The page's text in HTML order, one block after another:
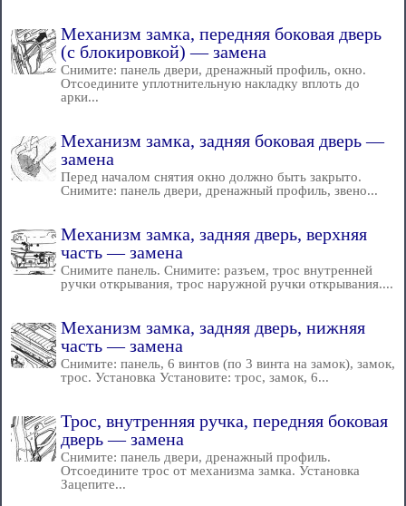
Механизм замка, передняя боковая дверь
(с блокировкой) — замена
Снимите: панель двери, дренажный профиль, окно.
Отсоедините уплотнительную накладку вплоть до
арки...
Механизм замка, задняя боковая дверь —
замена
Перед началом снятия окно должно быть закрыто.
Снимите: панель двери, дренажный профиль, звено...
Механизм замка, задняя дверь, верхняя
часть — замена
Снимите панель. Снимите: разъем, трос внутренней
ручки открывания, трос наружной ручки открывания....
Механизм замка, задняя дверь, нижняя
часть — замена
Снимите: панель, 6 винтов (по 3 винта на замок), замок,
трос. Установка Установите: трос, замок, 6...
Трос, внутренняя ручка, передняя боковая
дверь — замена
Снимите: панель двери, дренажный профиль.
Отсоедините трос от механизма замка. Установка
Зацепите...